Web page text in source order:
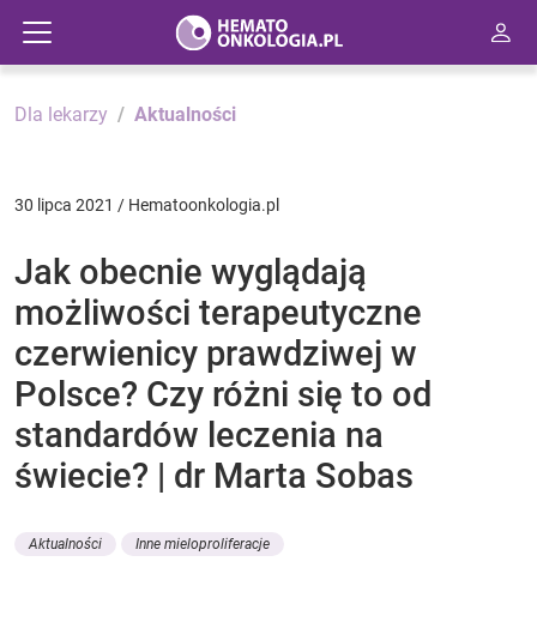
Dla lekarzy Aktualności
30 lipca 2021 / Hematoonkologia.pl
Jak obecnie wyglądają
możliwości terapeutyczne
czerwienicy prawdziwej w
Polsce? Czy różni się to od
standardów leczenia na
świecie? | dr Marta Sobas
Aktualności Inne mieloproliferacje